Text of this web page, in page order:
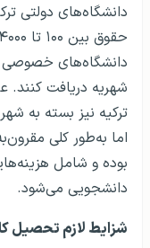
دانشگاه‌های دولتی
شهریه دریافت کنند.
ترکیه نیز بسته به
اما به‌طور کلی
بوده و شامل
دانشجویی می‌شود.
شزایط لازم تحصیل